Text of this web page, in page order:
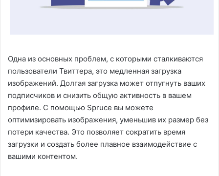
Одна из основных проблем, с которыми сталкиваются
пользователи Твиттера, это медленная загрузка
изображений. Долгая загрузка может отпугнуть ваших
подписчиков и снизить общую активность в вашем
профиле. С помощью Spruce вы можете
оптимизировать изображения, уменьшив их размер без
потери качества. Это позволяет сократить время
загрузки и создать более плавное взаимодействие с
вашими контентом.